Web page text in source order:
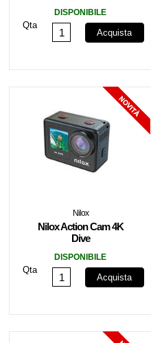
DISPONIBILE
Qta
Acquista
Nilox
Nilox Action Cam 4K
Dive
DISPONIBILE
Qta
Acquista